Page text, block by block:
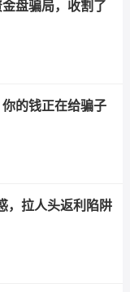
盘骗局，收割了
的钱正在给骗子
，拉人头返利陷阱